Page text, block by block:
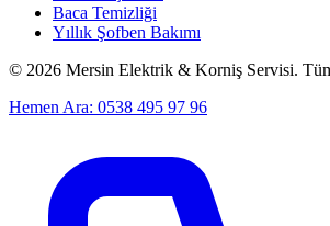
Baca Temizliği
Yıllık Şofben Bakımı
© 2026 Mersin Elektrik & Korniş Servisi. Tüm
Hemen Ara: 0538 495 97 96